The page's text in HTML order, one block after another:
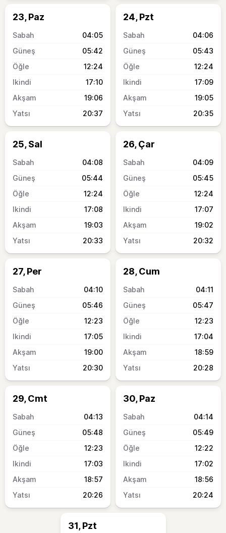
23, Paz
04:05
05:42
12:24
17:10
19:06
20:37
24, Pzt
04:06
05:43
12:24
17:09
19:05
20:35
25, Sal
04:08
05:44
12:24
17:08
19:03
20:33
26, Çar
04:09
05:45
12:24
17:07
19:02
20:32
27, Per
04:10
05:46
12:23
17:05
19:00
20:30
28, Cum
04:11
05:47
12:23
17:04
18:59
20:28
29, Cmt
04:13
05:48
12:23
17:03
18:57
20:26
30, Paz
04:14
05:49
12:22
17:02
18:56
20:24
31, Pzt